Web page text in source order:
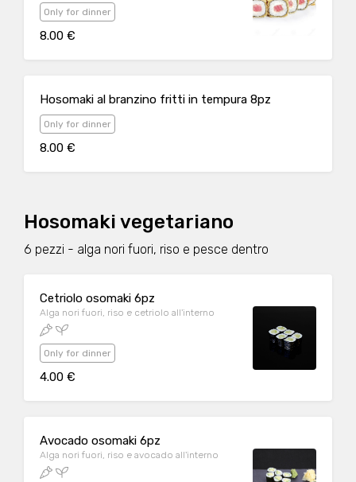
Only for dinner
8.00 €
Hosomaki al branzino fritti in tempura 8pz
Only for dinner
8.00 €
Hosomaki vegetariano
6 pezzi - alga nori fuori, riso e pesce dentro
Cetriolo osomaki 6pz
Alga nori fuori, riso e cetriolo all'interno
Only for dinner
4.00 €
Avocado osomaki 6pz
Alga nori fuori, riso e avocado all'interno